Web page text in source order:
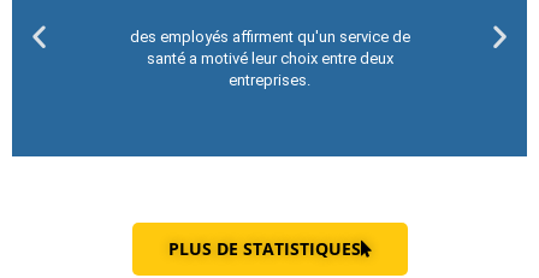
des employés affirment qu'un service de
santé a motivé leur choix entre deux
entreprises.
PLUS DE STATISTIQUES